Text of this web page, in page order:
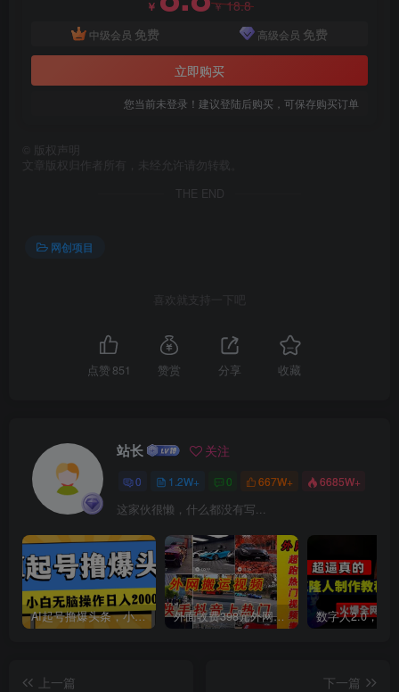
￥ ￥18.8
中级会员 免费 高级会员 免费
立即购买
您当前未登录！建议登陆后购买，可保存购买订单
版权声明
文章版权归作者所有，未经允许请勿转载。
THE END
网创项目
喜欢就支持一下吧
点赞 851 赞赏 分享 收藏
站长 关注
0 1.2W+ 0 667W+ 6685W+
这家伙很懒，什么都没有写...
AI起号撸爆头条，小白也能操作，日入2000+ 外面收费398元外网超跑豪车汽车视频搬运至快手抖音上热门项目
上一篇
下一篇